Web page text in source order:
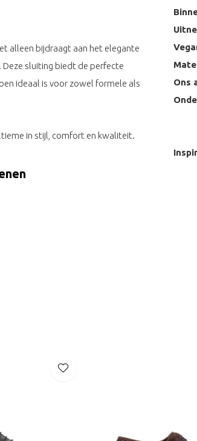
alleen bijdraagt aan het elegante
sluiting biedt de perfecte
ideaal is voor zowel formele als
in stijl, comfort en kwaliteit.
Ons